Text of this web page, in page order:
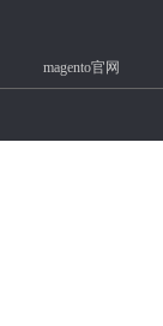
magento官网